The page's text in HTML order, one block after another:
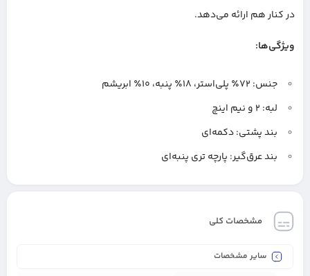
در کنار هم ارائه می‌دهد.
ویژگی‌ها:
جنس: ۷۲٪ پلی‌استر، ۱۸٪ پنبه، ۱۰٪ ابریشم
لبه: ۲ و نیم اینچ
بند پشتی: دکمه‌ای
بند عرق‌گیر: پارچه تری پنبه‌ای
مشخصات کلی
سایر مشخصات